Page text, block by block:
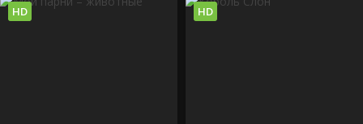
HD HD